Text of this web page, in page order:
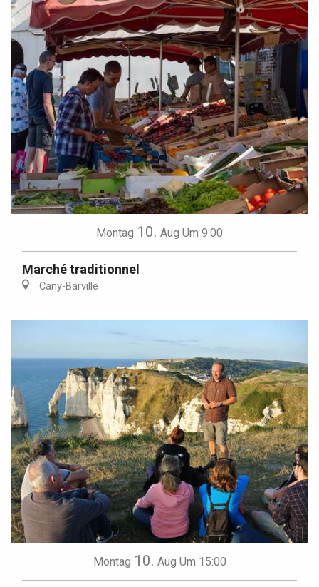
Montag 10. Aug Um 9:00
Marché traditionnel
Cany-Barville
Montag 10. Aug Um 15:00